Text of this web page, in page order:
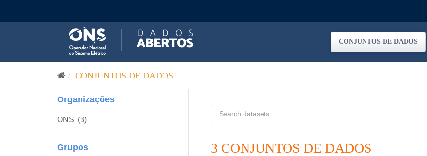
CONJUNTOS DE DADOS
CONJUNTOS DE DADOS
Organizações
ONS (3)
Grupos
3 CONJUNTOS DE DADOS